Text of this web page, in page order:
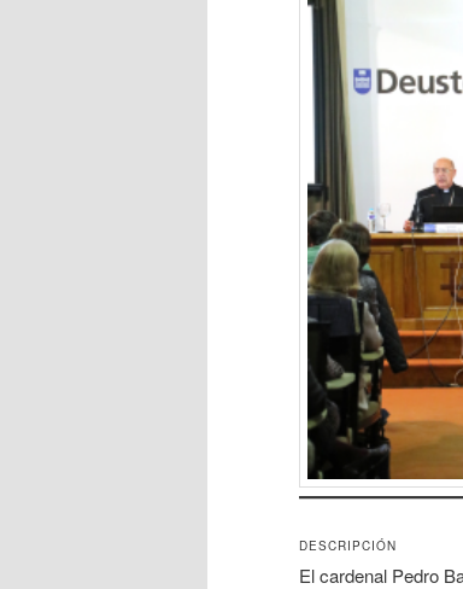
DESCRIPCIÓN
El cardenal Pedro